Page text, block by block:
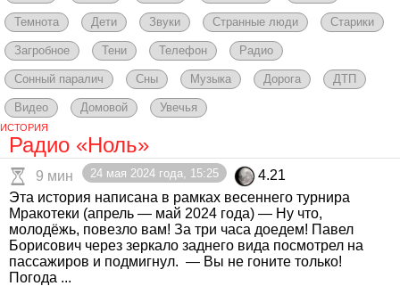
Темнота Дети Звуки Странные люди Старики
Загробное Тени Телефон Радио
Сонный паралич Сны Музыка Дорога ДТП
Видео Домовой Увечья
ИСТОРИЯ
Радио «Ноль»
9 мин 24 мая 2024 года, 15:25
4.21
Эта история написана в рамках весеннего турнира
Мракотеки (апрель — май 2024 года) — Ну что,
молодёжь, повезло вам! За три часа доедем! Павел
Борисович через зеркало заднего вида посмотрел на
пассажиров и подмигнул. — Вы не гоните только!
Погода ...